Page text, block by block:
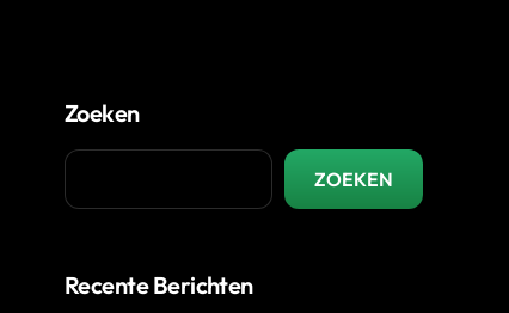
Zoeken
ZOEKEN
Recente Berichten